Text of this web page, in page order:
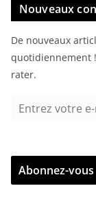
Nouveaux
De nouveaux
quotidiennement
rater.
r
z
Abonnez-vous